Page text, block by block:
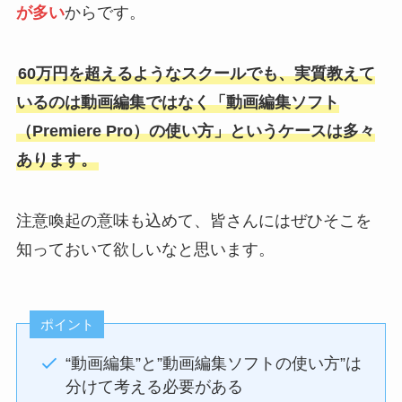
が多いからです。
60万円を超えるようなスクールでも、実質教えて
いるのは動画編集ではなく「動画編集ソフト
（Premiere Pro）の使い方」というケースは多々
あります。
注意喚起の意味も込めて、皆さんにはぜひそこを
知っておいて欲しいなと思います。
ポイント
“動画編集”と”動画編集ソフトの使い方”は
分けて考える必要がある